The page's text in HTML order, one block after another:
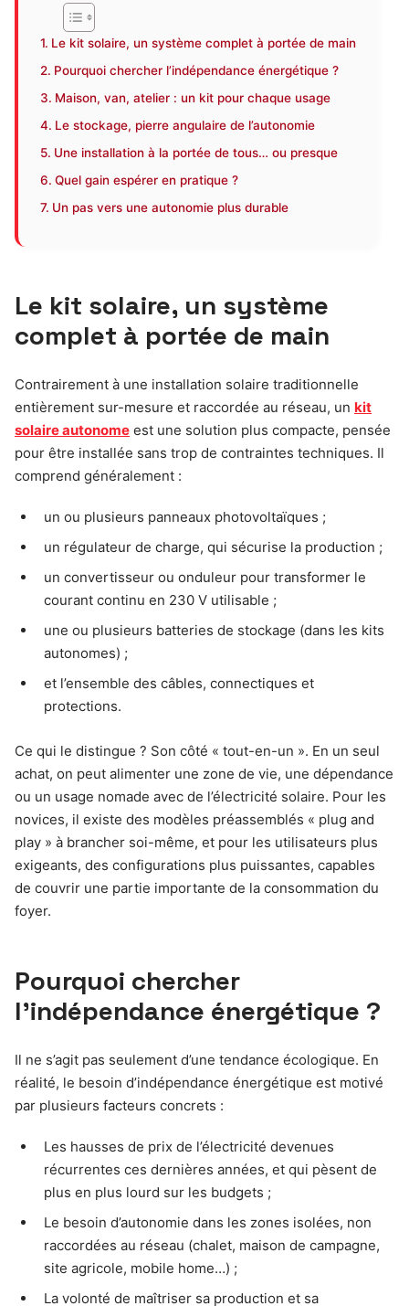
Le kit solaire, un système complet à portée de main
Pourquoi chercher l’indépendance énergétique ?
Maison, van, atelier : un kit pour chaque usage
Le stockage, pierre angulaire de l’autonomie
Une installation à la portée de tous… ou presque
Quel gain espérer en pratique ?
Un pas vers une autonomie plus durable
Le kit solaire, un système
complet à portée de main
Contrairement à une installation solaire traditionnelle
entièrement sur-mesure et raccordée au réseau, un kit
solaire autonome est une solution plus compacte, pensée
pour être installée sans trop de contraintes techniques. Il
comprend généralement :
un ou plusieurs panneaux photovoltaïques ;
un régulateur de charge, qui sécurise la production ;
un convertisseur ou onduleur pour transformer le
courant continu en 230 V utilisable ;
une ou plusieurs batteries de stockage (dans les kits
autonomes) ;
et l’ensemble des câbles, connectiques et
protections.
Ce qui le distingue ? Son côté « tout-en-un ». En un seul
achat, on peut alimenter une zone de vie, une dépendance
ou un usage nomade avec de l’électricité solaire. Pour les
novices, il existe des modèles préassemblés « plug and
play » à brancher soi-même, et pour les utilisateurs plus
exigeants, des configurations plus puissantes, capables
de couvrir une partie importante de la consommation du
foyer.
Pourquoi chercher
l’indépendance énergétique ?
Il ne s’agit pas seulement d’une tendance écologique. En
réalité, le besoin d’indépendance énergétique est motivé
par plusieurs facteurs concrets :
Les hausses de prix de l’électricité devenues
récurrentes ces dernières années, et qui pèsent de
plus en plus lourd sur les budgets ;
Le besoin d’autonomie dans les zones isolées, non
raccordées au réseau (chalet, maison de campagne,
site agricole, mobile home…) ;
La volonté de maîtriser sa production et sa